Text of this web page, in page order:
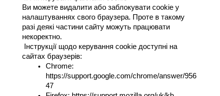
Ви можете видалити або заблокувати cookie у
налаштуваннях свого браузера. Проте в такому
разі деякі частини сайту можуть працювати
некоректно.
сайтах браузерів:
Chrome:
https://support.google.com/chrome/answer/956
47